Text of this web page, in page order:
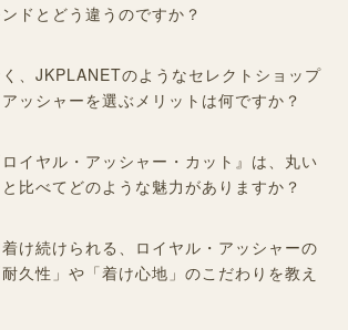
ドとどう違うのですか？
、JKPLANETのようなセレクトショップ
ッシャーを選ぶメリットは何ですか？
イヤル・アッシャー・カット』は、丸い
比べてどのような魅力がありますか？
け続けられる、ロイヤル・アッシャーの
久性」や「着け心地」のこだわりを教え